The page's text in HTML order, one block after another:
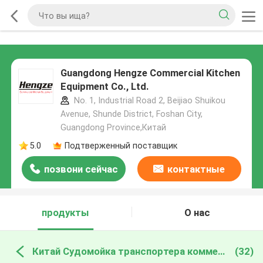
Guangdong Hengze Commercial Kitchen
Equipment Co., Ltd.
No. 1, Industrial Road 2, Beijiao Shuikou
Avenue, Shunde District, Foshan City,
Guangdong Province,Китай
5.0
Подтверженный поставщик
позвони сейчас контактные
продукты
О нас
Китай Судомойка транспортера коммерчески (32)